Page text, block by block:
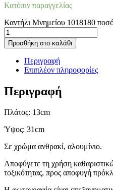
Κατόπιν παραγγελίας
Καντήλι Μνημείου 1018180
Προσθήκη στο καλάθι
Περιγραφή
Επιπλέον πληροφορίες
Περιγραφή
Πλάτος: 13cm
Ύψος: 31cm
Σε χρώμα ανθρακί, αλουμίνιο.
Αποφύγετε τη χρήση
τοξικότητας, προς αποφυγή